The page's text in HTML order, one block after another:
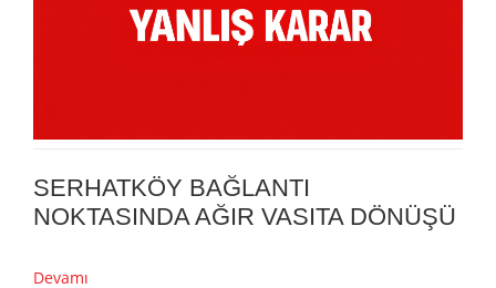
SERHATKÖY BAĞLANTI
NOKTASINDA AĞIR VASITA DÖNÜŞÜ
Devamı